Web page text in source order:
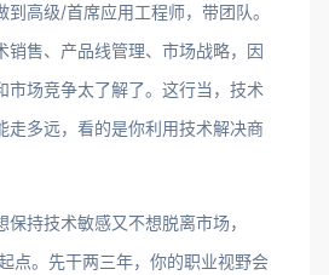
到高级/首席应用工程师，带团队。
销售、产品线管理、市场战略，因
市场竞争太了解了。这行当，技术
走多远，看的是你利用技术解决商
持技术敏感又不想脱离市场，
点。先干两三年，你的职业视野会